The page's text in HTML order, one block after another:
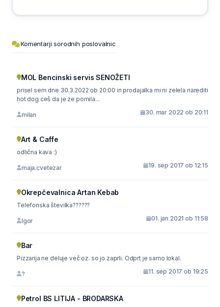
Komentarji sorodnih poslovalnic
MOL Bencinski servis SENOŽETI
prisel sem dne 30.3.2022 ob 20:00 in prodajalka mi ni zelela narediti
hot dog ceš da je ze pomila...
milan 30. mar 2022 ob 20:11
Art & Caffe
odlična kava :)
maja.cvetezar 19. sep 2017 ob 12:15
Okrepčevalnica Artan Kebab
Telefonska številka??????
Igor 01. jan 2021 ob 11:58
Bar
Pizzarija ne deluje več oz. so jo zaprli. Odprt je samo lokal.
? 11. sep 2017 ob 19:25
Petrol BS LITIJA - BRODARSKA